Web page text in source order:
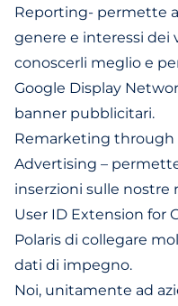
Reporting- permette
genere e interessi dei
conoscerli meglio e
Google Display
banner pubblicitari.
Remarketing through
Advertising –
inserzioni sulle nostre
User ID Extension for
Polaris di collegare
dati di impegno.
Noi, unitamente ad